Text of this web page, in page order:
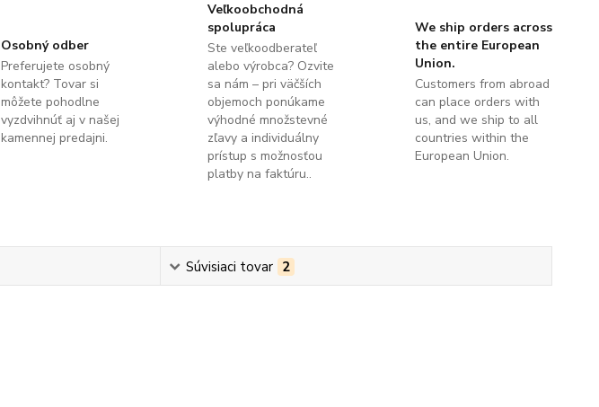
Osobný odber
Preferujete osobný
kontakt? Tovar si
môžete pohodlne
vyzdvihnúť aj v našej
kamennej predajni.
Veľkoobchodná
spolupráca
Ste veľkoodberateľ
alebo výrobca? Ozvite
sa nám – pri väčších
objemoch ponúkame
výhodné množstevné
zľavy a individuálny
prístup s možnosťou
platby na faktúru..
We ship orders across
the entire European
Union.
Customers from abroad
can place orders with
us, and we ship to all
countries within the
European Union.
Súvisiaci tovar 2